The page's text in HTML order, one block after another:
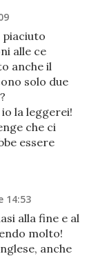
piaciuto
alle ce
anche il
solo due
la leggerei!
che ci
essere
14:53
alla fine e al
molto!
anche